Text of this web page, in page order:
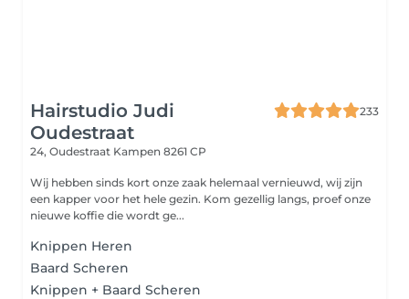
Hairstudio Judi
Oudestraat
233
24, Oudestraat Kampen 8261 CP
Wij hebben sinds kort onze zaak helemaal vernieuwd, wij zijn
een kapper voor het hele gezin. Kom gezellig langs, proef onze
nieuwe koffie die wordt ge...
Knippen Heren
Baard Scheren
Knippen + Baard Scheren